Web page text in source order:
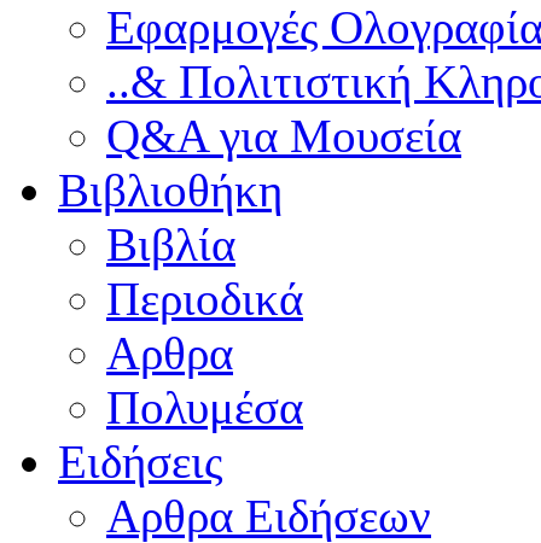
Εφαρμογές
..& Πολιτιστική
Q&A για Μουσεία
Βιβλιοθήκη
Βιβλία
Περιοδικά
Αρθρα
Πολυμέσα
Ειδήσεις
Αρθρα Ειδήσεων